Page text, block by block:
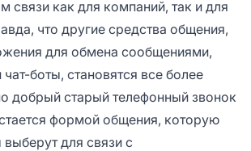
связи как для компаний, так и для
что другие средства общения,
для обмена сообщениями,
боты, становятся все более
добрый старый телефонный звонок
формой общения, которую
для связи с